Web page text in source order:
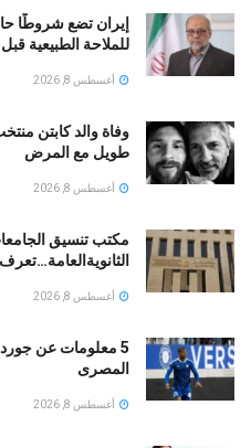
إيران تضع شروطًا
للملاحة الطبيعية
أغسطس 8, 2026
وفاة والد كابتن
طويل مع المرض
أغسطس 8, 2026
مكتب تنسيق
أغسطس 8, 2026
5 معلومات عن
المصرى
أغسطس 8, 2026